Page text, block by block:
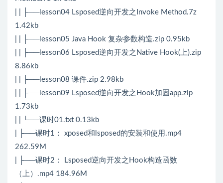
| | ├──lesson04 Lsposed逆向开发之Invoke Method.7z
1.42kb
| | ├──lesson05 Java Hook 复杂参数构造.zip 0.95kb
| | ├──lesson06 Lsposed逆向开发之Native Hook(上).zip
8.86kb
| | ├──lesson08 课件.zip 2.98kb
| | ├──lesson09 Lsposed逆向开发之Hook加固app.zip
1.73kb
| | └──课时01.txt 0.13kb
| ├──课时1： xposed和lsposed的安装和使用.mp4
262.59M
| ├──课时2： Lsposed逆向开发之Hook构造函数
（上）.mp4 184.96M